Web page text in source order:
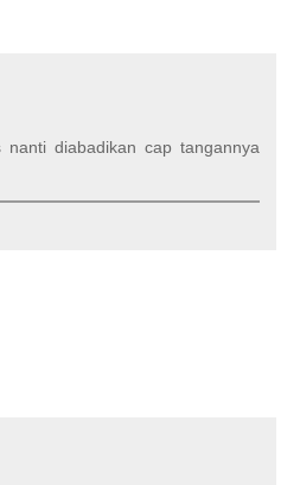
diabadikan cap tangannya